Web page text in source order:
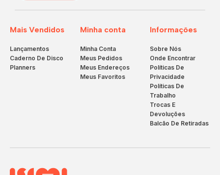
Mais Vendidos
Lançamentos
Caderno De Disco
Planners
Minha conta
Minha Conta
Meus Pedidos
Meus Endereços
Meus Favoritos
Informações
Sobre Nós
Onde Encontrar
Políticas De
Privacidade
Políticas De
Trabalho
Trocas E
Devoluções
Balcão De Retiradas